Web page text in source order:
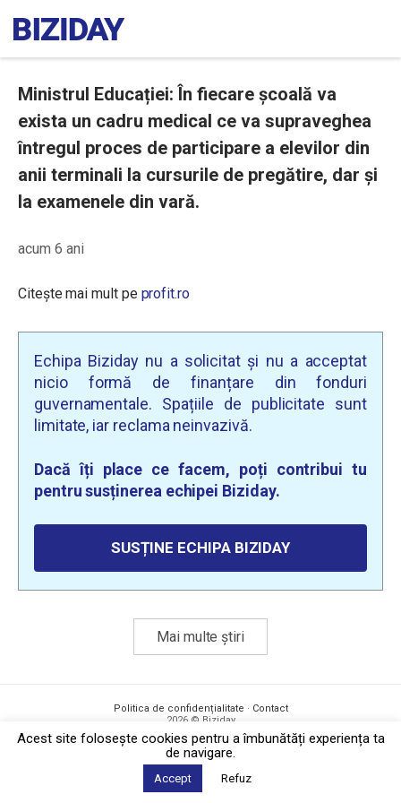
Ministrul Educației: În fiecare școală va
exista un cadru medical ce va supraveghea
întregul proces de participare a elevilor din
anii terminali la cursurile de pregătire, dar și
la examenele din vară.
acum 6 ani
Citește mai mult pe profit.ro
Echipa Biziday nu a solicitat și nu a acceptat
nicio formă de finanțare din fonduri
guvernamentale. Spațiile de publicitate sunt
limitate, iar reclama neinvazivă.
Dacă îți place ce facem, poți contribui tu
pentru susținerea echipei Biziday.
SUSȚINE ECHIPA BIZIDAY
Mai multe știri
Politica de confidențialitate · Contact
2026 © Biziday
Acest site foloseşte cookies pentru a îmbunătăți experiența ta
de navigare.
Accept Refuz